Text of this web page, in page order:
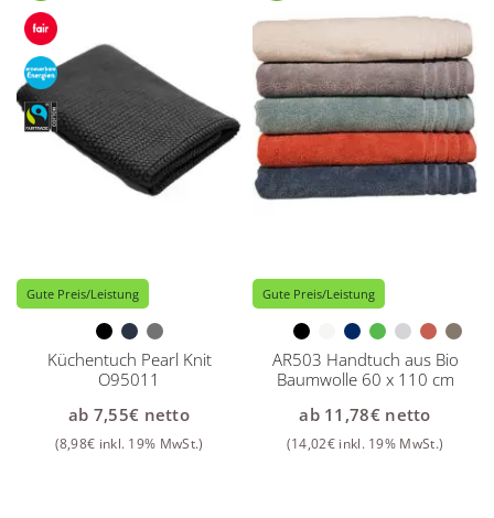
Gute Preis/Leistung
Küchentuch Pearl Knit
O95011
ab 7,55€ netto
(8,98€ inkl. 19% MwSt.)
Gute Preis/Leistung
AR503 Handtuch aus Bio
Baumwolle 60 x 110 cm
ab 11,78€netto
(14,02€ inkl. 19% MwSt.)